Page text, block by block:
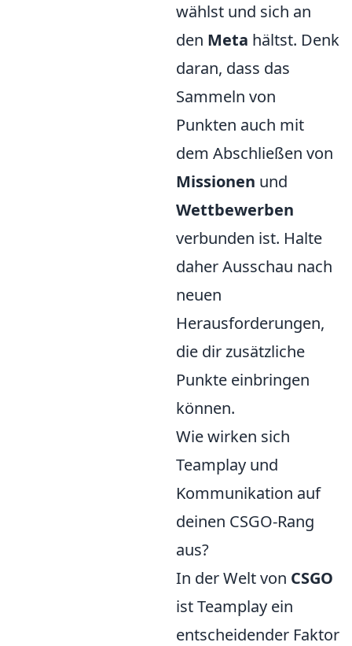
wählst und sich an
den Meta hältst. Denk
daran, dass das
Sammeln von
Punkten auch mit
dem Abschließen von
Missionen und
Wettbewerben
verbunden ist. Halte
daher Ausschau nach
neuen
Herausforderungen,
die dir zusätzliche
Punkte einbringen
können.
Wie wirken sich
Teamplay und
Kommunikation auf
deinen CSGO-Rang
aus?
In der Welt von CSGO
ist Teamplay ein
entscheidender Faktor